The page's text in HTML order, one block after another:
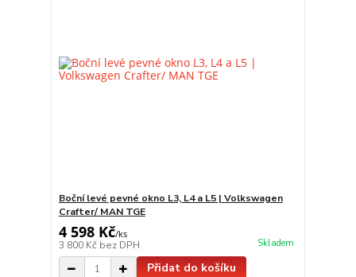
Boční levé pevné okno L3, L4 a L5 | Volkswagen
Crafter/ MAN TGE
4 598 Kč/ks
3 800 Kč bez DPH Skladem
Přidat do košíku